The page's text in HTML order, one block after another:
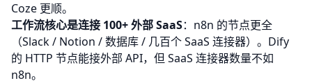
Coze 更顺。
工作流核心是连接 100+ 外部 SaaS： n8n 的节点更全
（Slack / Notion / 数据库 / 几百个 SaaS 连接器）。Dify
的 HTTP 节点能接外部 API，但 SaaS 连接器数量不如
n8n。